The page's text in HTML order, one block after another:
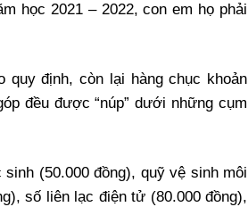
học 2021 – 2022, con em họ phải
quy định, còn lại hàng chục khoản
đều được “núp” dưới những cụm
(50.000 đồng), quỹ vệ sinh môi
số liên lạc điện tử (80.000 đồng),